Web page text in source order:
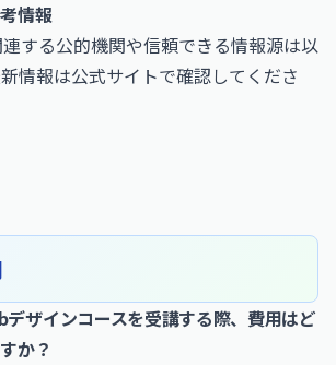
情報
する公的機関や信頼できる情報源は以
情報は公式サイトで確認してくださ
ザインコースを受講する際、費用はど
か？